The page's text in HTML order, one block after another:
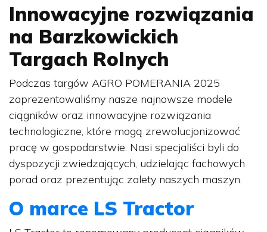
Innowacyjne rozwiązania
na Barzkowickich
Targach Rolnych
Podczas targów AGRO POMERANIA 2025
zaprezentowaliśmy nasze najnowsze modele
ciągników oraz innowacyjne rozwiązania
technologiczne, które mogą zrewolucjonizować
pracę w gospodarstwie. Nasi specjaliści byli do
dyspozycji zwiedzających, udzielając fachowych
porad oraz prezentując zalety naszych maszyn.
O marce LS Tractor